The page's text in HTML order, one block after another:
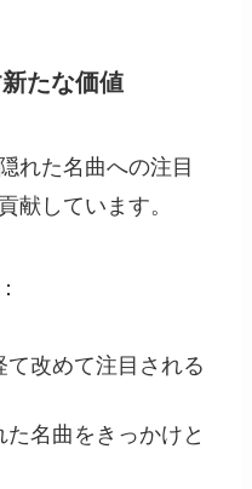
たな価値
れた名曲への注目
献しています。
て改めて注目される
た名曲をきっかけと